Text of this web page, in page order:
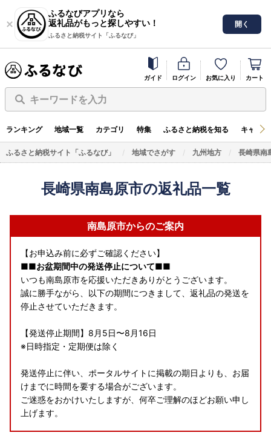
ふるなびアプリなら
返礼品がもっと探しやすい！
ふるさと納税サイト「ふるなび」
開く
ガイド ログイン お気に入り カート
キーワードを入力
ランキング 地域一覧 カテゴリ 特集 ふるさと納税を知る キャン
ふるさと納税サイト「ふるなび」 地域でさがす 九州地方 長崎県南
長崎県南島原市の返礼品一覧
南島原市からのご案内
【お申込み前に必ずご確認ください】
■■お盆期間中の発送停止について■■
いつも南島原市を応援いただきありがとうございます。
誠に勝手ながら、以下の期間につきまして、返礼品の発送を
停止させていただきます。
【発送停止期間】8月5日〜8月16日
※日時指定・定期便は除く
発送停止に伴い、ポータルサイトに掲載の期日よりも、お届
けまでに時間を要する場合がございます。
ご迷惑をおかけいたしますが、何卒ご理解のほどお願い申し
上げます。